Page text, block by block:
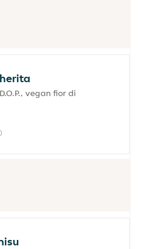
vegan fior di